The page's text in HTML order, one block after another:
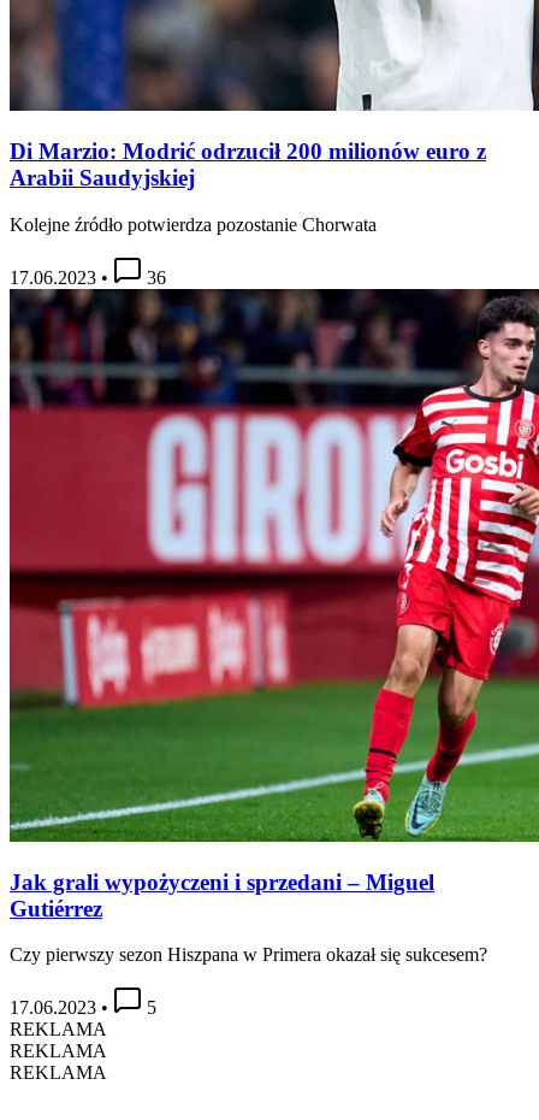
Di Marzio: Modrić odrzucił 200 milionów euro z
Arabii Saudyjskiej
Kolejne źródło potwierdza pozostanie Chorwata
17.06.2023 • 36
Jak grali wypożyczeni i sprzedani – Miguel
Gutiérrez
Czy pierwszy sezon Hiszpana w Primera okazał się sukcesem?
17.06.2023 •
5
REKLAMA
REKLAMA
REKLAMA